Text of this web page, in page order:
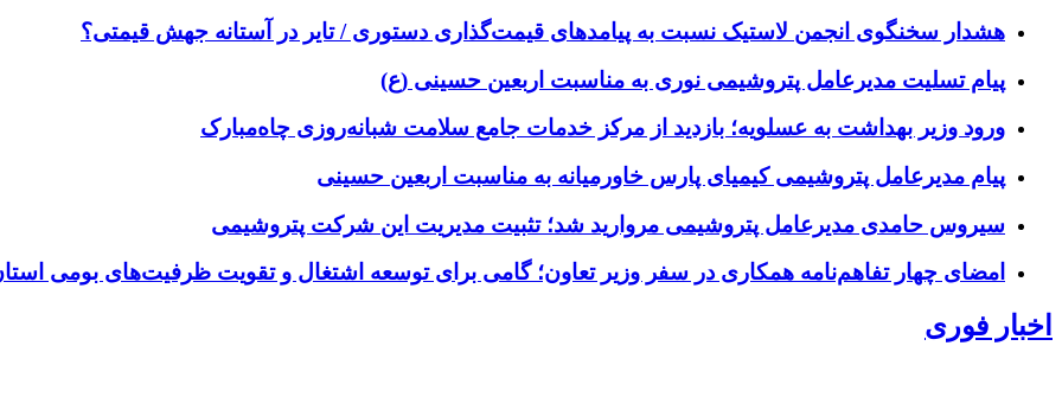
هشدار سخنگوی انجمن لاستیک نسبت به پیامدهای قیمت‌گذاری دستوری / تایر در آستانه جهش قیمتی؟
پیام تسلیت مدیرعامل پتروشیمی نوری به مناسبت اربعین حسینی (ع)
ورود وزیر بهداشت به عسلویه؛ بازدید از مرکز خدمات جامع سلامت شبانه‌روزی چاه‌مبارک
پیام مدیرعامل پتروشیمی کیمیای پارس خاورمیانه به مناسبت اربعین حسینی
سیروس حامدی مدیرعامل پتروشیمی مروارید شد؛ تثبیت مدیریت این شرکت پتروشیمی
امضای چهار تفاهم‌نامه همکاری در سفر وزیر تعاون؛ گامی برای توسعه اشتغال و تقویت ظرفیت‌های بومی
اخبار فوری